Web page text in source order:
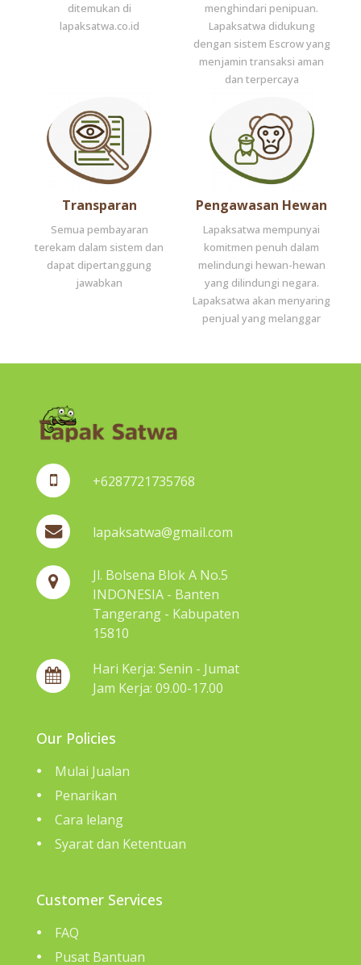
ditemukan di
lapaksatwa.co.id
menghindari penipuan.
Lapaksatwa didukung
dengan sistem Escrow yang
menjamin transaksi aman
dan terpercaya
Transparan
Semua pembayaran
terekam dalam sistem dan
dapat dipertanggung
jawabkan
Pengawasan Hewan
Lapaksatwa mempunyai
komitmen penuh dalam
melindungi hewan-hewan
yang dilindungi negara.
Lapaksatwa akan menyaring
penjual yang melanggar
+6287721735768
lapaksatwa@gmail.com
Jl. Bolsena Blok A No.5
INDONESIA - Banten
Tangerang - Kabupaten
15810
Hari Kerja: Senin - Jumat
Jam Kerja: 09.00-17.00
Our Policies
Mulai Jualan
Penarikan
Cara lelang
Syarat dan Ketentuan
Customer Services
FAQ
Pusat Bantuan